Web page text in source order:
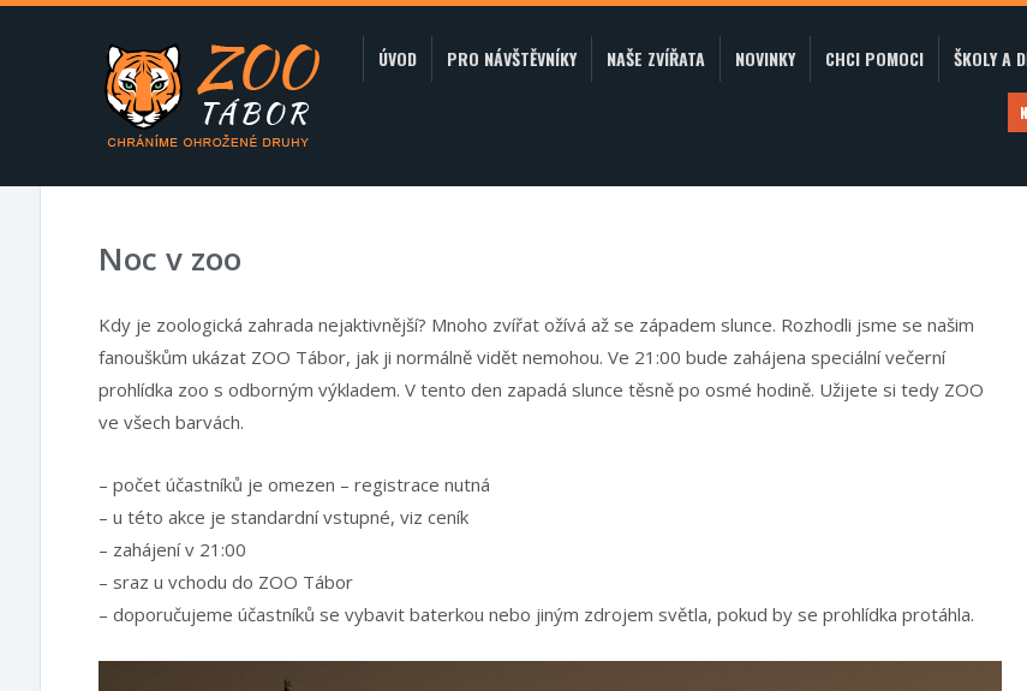
ÚVOD PRO NÁVŠTĚVNÍKY NAŠE ZVÍŘATA NOVINKY CHCI POMOCI ŠKOLY A
Noc v zoo
Kdy je zoologická zahrada nejaktivnější? Mnoho zvířat ožívá až se západem slunce. Rozhodli jsme se našim
fanouškům ukázat ZOO Tábor, jak ji normálně vidět nemohou. Ve 21:00 bude zahájena speciální večerní
prohlídka zoo s odborným výkladem. V tento den zapadá slunce těsně po osmé hodině. Užijete si tedy ZOO
ve všech barvách.
– počet účastníků je omezen – registrace nutná
– u této akce je standardní vstupné, viz ceník
– zahájení v 21:00
– sraz u vchodu do ZOO Tábor
– doporučujeme účastníků se vybavit baterkou nebo jiným zdrojem světla, pokud by se prohlídka protáhla.